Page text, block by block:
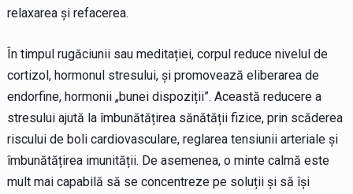
relaxarea și refacerea.
În timpul rugăciunii sau meditației, corpul reduce nivelul de
cortizol, hormonul stresului, și promovează eliberarea de
endorfine, hormonii „bunei dispoziții”. Această reducere a
stresului ajută la îmbunătățirea sănătății fizice, prin scăderea
riscului de boli cardiovasculare, reglarea tensiunii arteriale și
îmbunătățirea imunității. De asemenea, o minte calmă este
mult mai capabilă să se concentreze pe soluții și să își